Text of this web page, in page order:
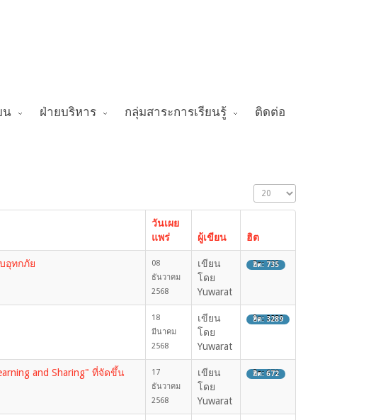
น ฝ่ายบริหาร กลุ่มสาระการเรียนรู้ ติดต่อ
วันเผย
แพร่
ผู้เขียน ฮิต
อุทกภัย
08
ธันวาคม
2568
เขียน
โดย
Yuwarat
ฮิต: 735
18
มีนาคม
2568
เขียน
โดย
Yuwarat
ฮิต: 3289
and Sharing" ที่จัดขึ้น
17
ธันวาคม
2568
เขียน
โดย
Yuwarat
ฮิต: 672